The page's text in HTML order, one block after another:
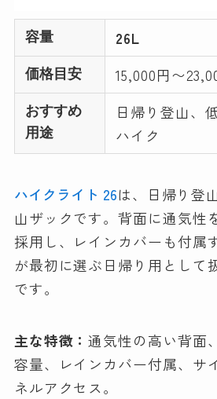
容量 26L
価格目安 15,000円〜
おすすめ
用途
日帰り登山、
ハイク
ハイクライト 26は、日帰り登
山ザックです。背面に通気性
採用し、レインカバーも付属
が最初に選ぶ日帰り用として
です。
主な特徴：通気性の高い背面
容量、レインカバー付属、サ
ネルアクセス。